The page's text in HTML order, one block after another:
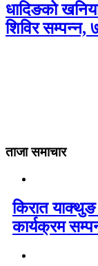
धादिङको
शिविर सम्पन्न,
ताजा समाचार
किरात
कार्यक्रम